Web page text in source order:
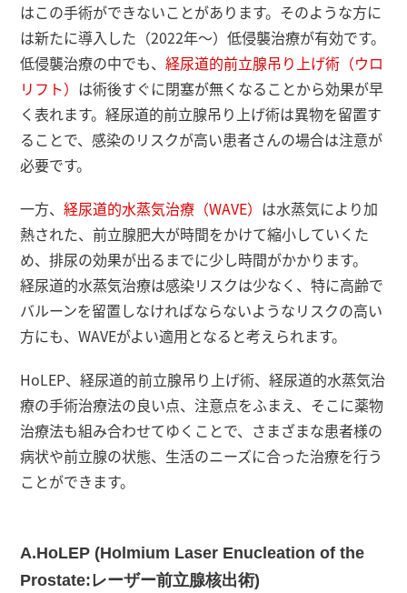
はこの手術ができないことがあります。そのような方に
は新たに導入した（2022年～）低侵襲治療が有効です。
低侵襲治療の中でも、経尿道的前立腺吊り上げ術（ウロ
リフト） は術後すぐに閉塞が無くなることから効果が早
く表れます。経尿道的前立腺吊り上げ術は異物を留置す
ることで、感染のリスクが高い患者さんの場合は注意が
必要です。
一方、経尿道的水蒸気治療（WAVE） は水蒸気により加
熱された、前立腺肥大が時間をかけて縮小していくた
め、排尿の効果が出るまでに少し時間がかかります。
経尿道的水蒸気治療は感染リスクは少なく、特に高齢で
バルーンを留置しなければならないようなリスクの高い
方にも、WAVEがよい適用となると考えられます。
HoLEP、経尿道的前立腺吊り上げ術、経尿道的水蒸気治
療の手術治療法の良い点、注意点をふまえ、そこに薬物
治療法も組み合わせてゆくことで、さまざまな患者様の
病状や前立腺の状態、生活のニーズに合った治療を行う
ことができます。
A.HoLEP (Holmium Laser Enucleation of the
Prostate:レーザー前立腺核出術)